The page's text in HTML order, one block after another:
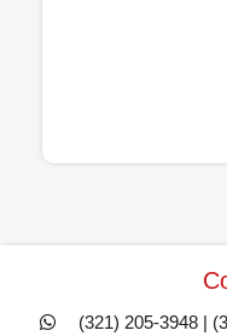
(321) 205-3948 |